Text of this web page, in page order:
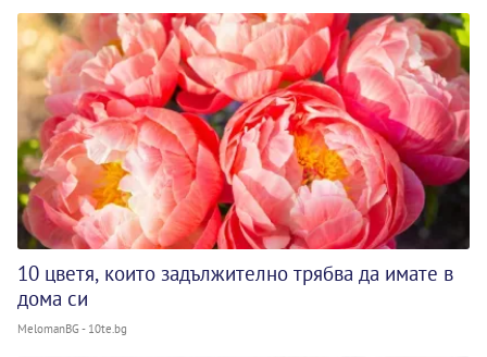
10 цветя, които задължително трябва да имате в
дома си
MelomanBG - 10te.bg